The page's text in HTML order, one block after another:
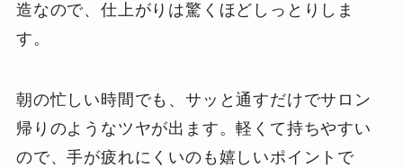
造なので、仕上がりは驚くほどしっとりしま
す。
朝の忙しい時間でも、サッと通すだけでサロン
帰りのようなツヤが出ます。軽くて持ちやすい
ので、手が疲れにくいのも嬉しいポイントで